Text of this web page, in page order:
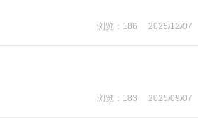
浏览：186 2025/12/07
浏览：183 2025/09/07